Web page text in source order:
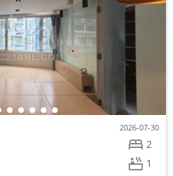
2
1
2026-07-30